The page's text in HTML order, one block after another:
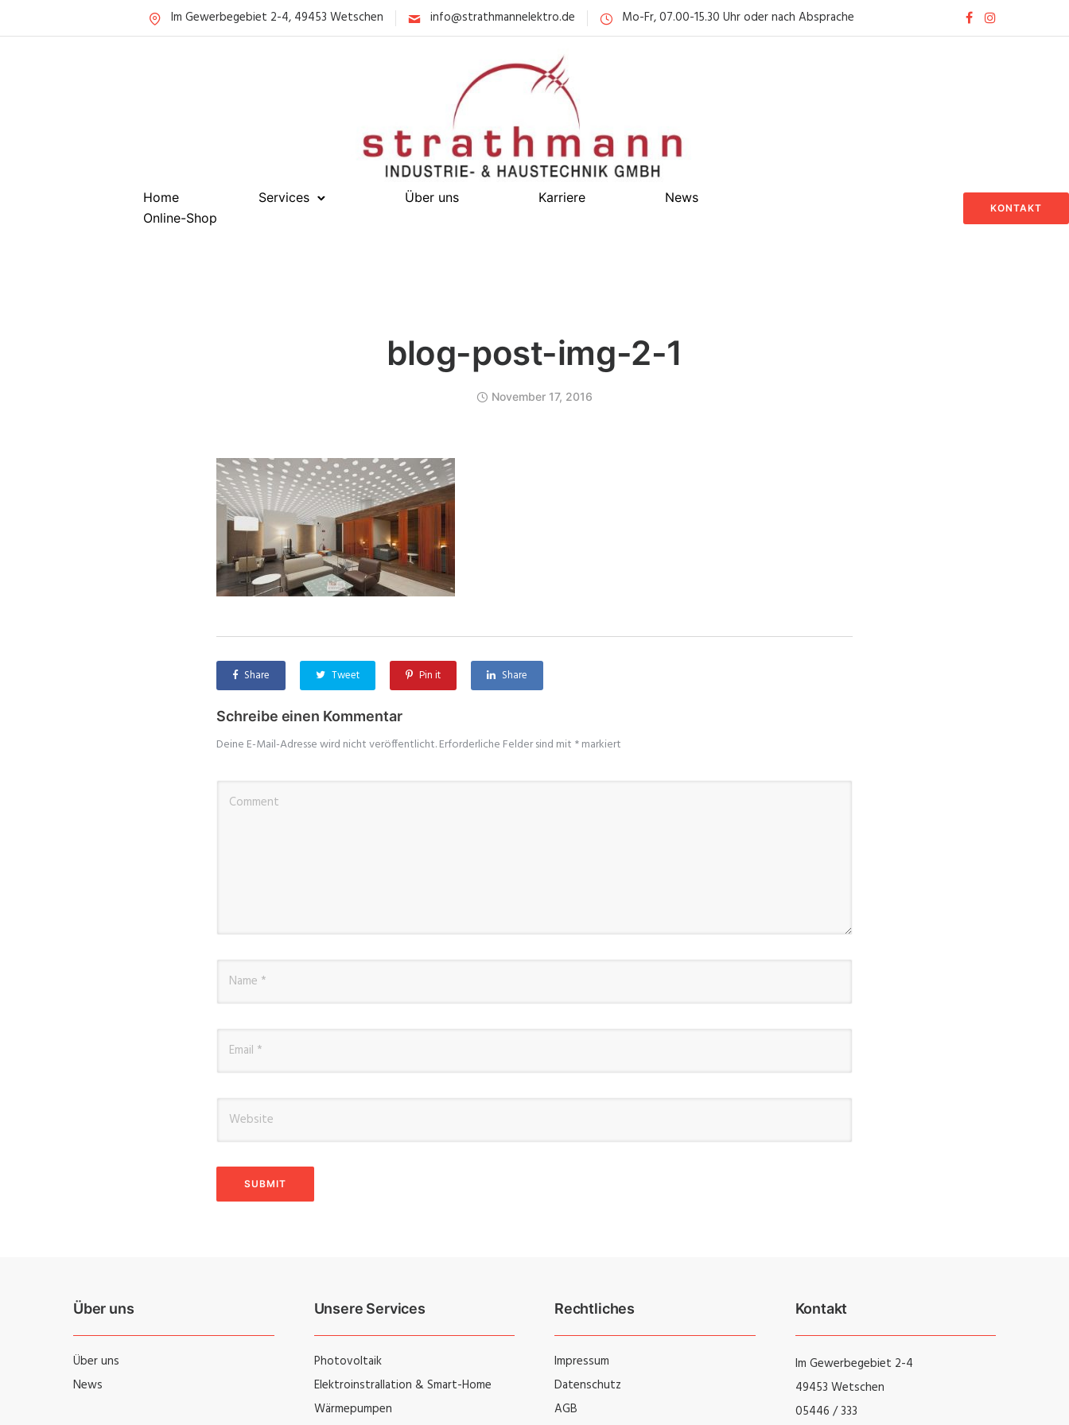
Im Gewerbegebiet 2-4, 49453 Wetschen info@strathmannelektro.de Mo-Fr, 07.00-15.30 Uhr oder nach Absprache
Home Services Über uns Karriere
News
Online-Shop
KONTAKT
blog-post-img-2-1
November 17, 2016
Share Tweet Pin it Share
Schreibe einen Kommentar
Deine E-Mail-Adresse wird nicht veröffentlicht.Erforderliche Felder sind mit *markiert
Über uns
Über uns
News
Unsere Services
Photovoltaik
Elektroinstrallation & Smart-Home
Wärmepumpen
Rechtliches
Impressum
Datenschutz
AGB
Kontakt
Im Gewerbegebiet 2-4
49453 Wetschen
05446 / 333